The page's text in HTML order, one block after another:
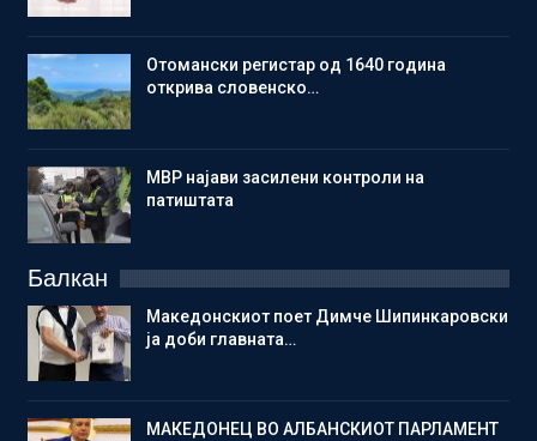
Отомански регистар од 1640 година
открива словенско…
МВР најави засилени контроли на
патиштата
Балкан
Македонскиот поет Димче Шипинкаровски
ја доби главната…
МАКЕДОНЕЦ ВО АЛБАНСКИОТ ПАРЛАМЕНТ